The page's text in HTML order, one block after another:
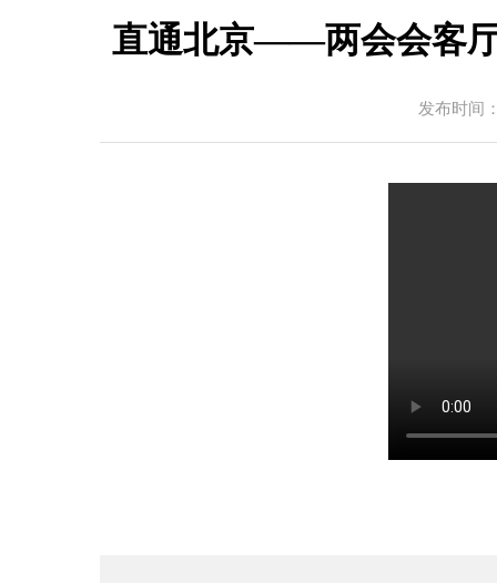
直通北京——两会会客
发布时间